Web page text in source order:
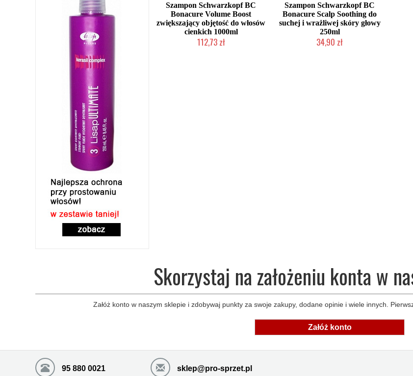
Szampon Schwarzkopf BC
Bonacure Volume Boost
zwiększający objętość do włosów
cienkich 1000ml
112,73 zł
Szampon Schwarzkopf BC
Bonacure Scalp Soothing do
suchej i wrażliwej skóry głowy
250ml
34,90 zł
Skorzystaj na założeniu konta w
Załóż konto w naszym sklepie i zdobywaj punkty za swoje zakupy, dodane opinie i wiele innych.
Załóż konto
95 880 0021 sklep@pro-sprzet.pl